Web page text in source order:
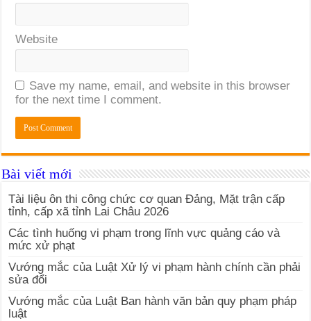
Website
Save my name, email, and website in this browser
for the next time I comment.
Bài viết mới
Tài liệu ôn thi công chức cơ quan Đảng, Mặt trận cấp
tỉnh, cấp xã tỉnh Lai Châu 2026
Các tình huống vi phạm trong lĩnh vực quảng cáo và
mức xử phạt
Vướng mắc của Luật Xử lý vi phạm hành chính cần phải
sửa đổi
Vướng mắc của Luật Ban hành văn bản quy phạm pháp
luật